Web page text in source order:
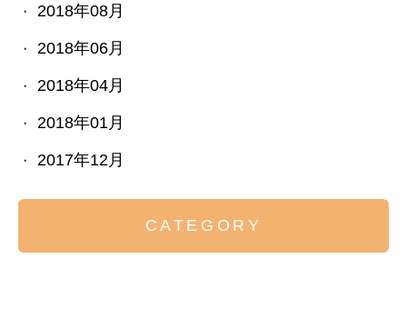
2018年08月
2018年06月
2018年04月
2018年01月
2017年12月
CATEGORY